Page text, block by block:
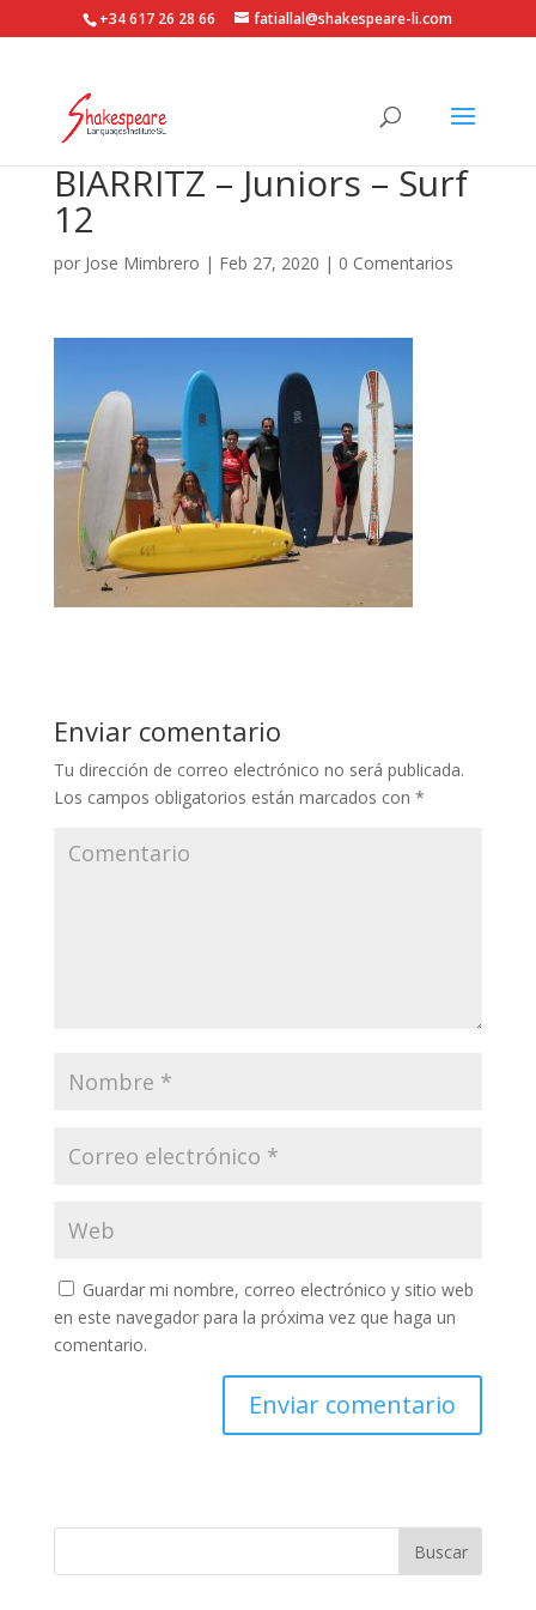
+34 617 26 28 66 fatiallal@shakespeare-li.com
BIARRITZ – Juniors – Surf
12
por Jose Mimbrero | Feb 27, 2020 | 0 Comentarios
Enviar comentario
Tu dirección de correo electrónico no será publicada.
Los campos obligatorios están marcados con *
Guardar mi nombre, correo electrónico y sitio web
en este navegador para la próxima vez que haga un
comentario.